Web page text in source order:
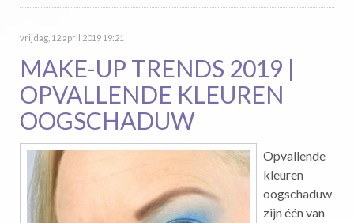
vrijdag, 12 april 2019 19:21
MAKE-UP TRENDS 2019 |
OPVALLENDE KLEUREN
OOGSCHADUW
Opvallende
kleuren
oogschaduw
zijn één van